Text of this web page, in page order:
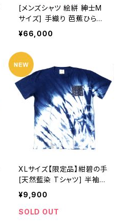
[メンズシャツ 絵絣 紳士M
サイズ] 手織り 芭蕉ひらり
柄 久留米絣使用 池田絣工
房 開襟シャツ 半袖
¥66,000
XLサイズ【限定品】紺碧の手
[天然藍染 Tシャツ] 半袖
片側絞り染め(左脇から裾)
※職人手染め
¥9,900
SOLD OUT